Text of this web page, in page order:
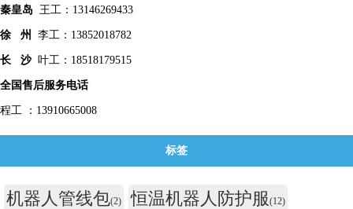
秦皇岛 王工：13146269433
徐 州 李工：13852018782
长 沙叶工：18518179515
全国售后服务电话
程工 ：13910665008
标签
机器人管线包(2) 恒温机器人防护服(12)